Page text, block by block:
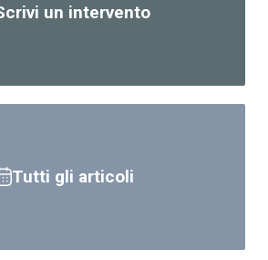
un intervento
Tutti gli articoli